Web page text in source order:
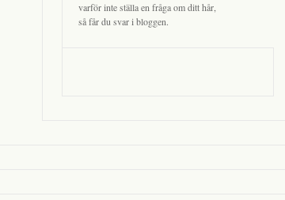
varför inte ställa en fråga om ditt hår,
så får du svar i bloggen.